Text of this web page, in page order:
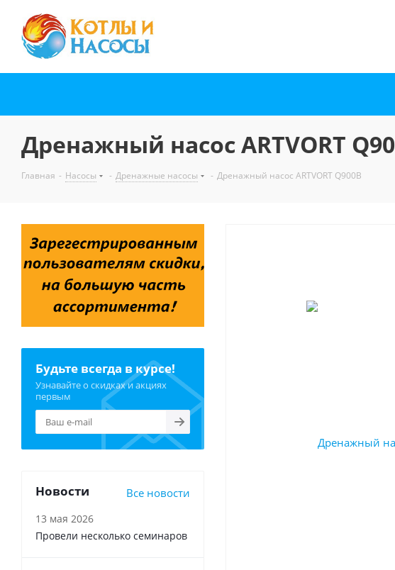
Дренажный насос ARTVORT
Главная - Насосы - Дренажные насосы - Дренажный насос ARTVORT Q900B
Будьте всегда в курсе!
Узнавайте о скидках и акциях
первым
Новости Все новости
13 мая 2026
Провели несколько семинаров